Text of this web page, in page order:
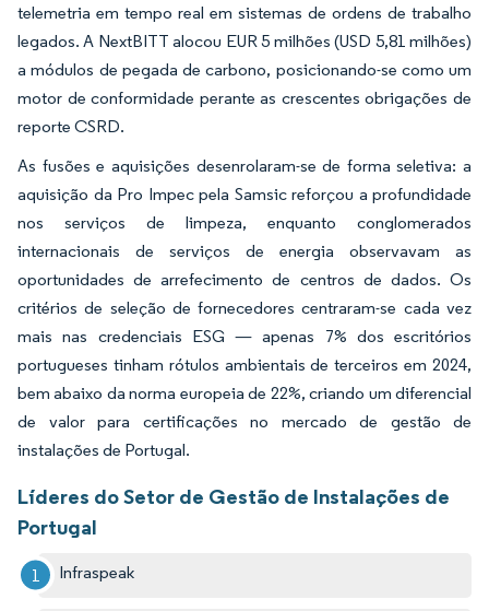
telemetria em tempo real em sistemas de ordens de trabalho
legados. A NextBITT alocou EUR 5 milhões (USD 5,81 milhões)
a módulos de pegada de carbono, posicionando-se como um
motor de conformidade perante as crescentes obrigações de
reporte CSRD.
As fusões e aquisições desenrolaram-se de forma seletiva: a
aquisição da Pro Impec pela Samsic reforçou a profundidade
nos serviços de limpeza, enquanto conglomerados
internacionais de serviços de energia observavam as
oportunidades de arrefecimento de centros de dados. Os
critérios de seleção de fornecedores centraram-se cada vez
mais nas credenciais ESG — apenas 7% dos escritórios
portugueses tinham rótulos ambientais de terceiros em 2024,
bem abaixo da norma europeia de 22%, criando um diferencial
de valor para certificações no mercado de gestão de
instalações de Portugal.
Líderes do Setor de Gestão de Instalações de
Portugal
Infraspeak